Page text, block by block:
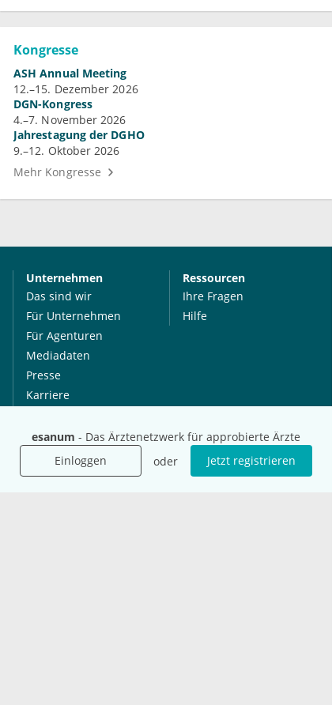
esanum - Das Ärztenetzwerk für approbierte Ärzte
Einloggen
oder Jetzt registrieren
Kongresse
ASH Annual Meeting
12.–15. Dezember 2026
DGN-Kongress
4.–7. November 2026
Jahrestagung der DGHO
9.–12. Oktober 2026
Mehr Kongresse
Unternehmen
Das sind wir
Für Unternehmen
Für Agenturen
Mediadaten
Presse
Karriere
Ressourcen
Ihre Fragen
Hilfe
International
esanum.it
Social Media
Youtube